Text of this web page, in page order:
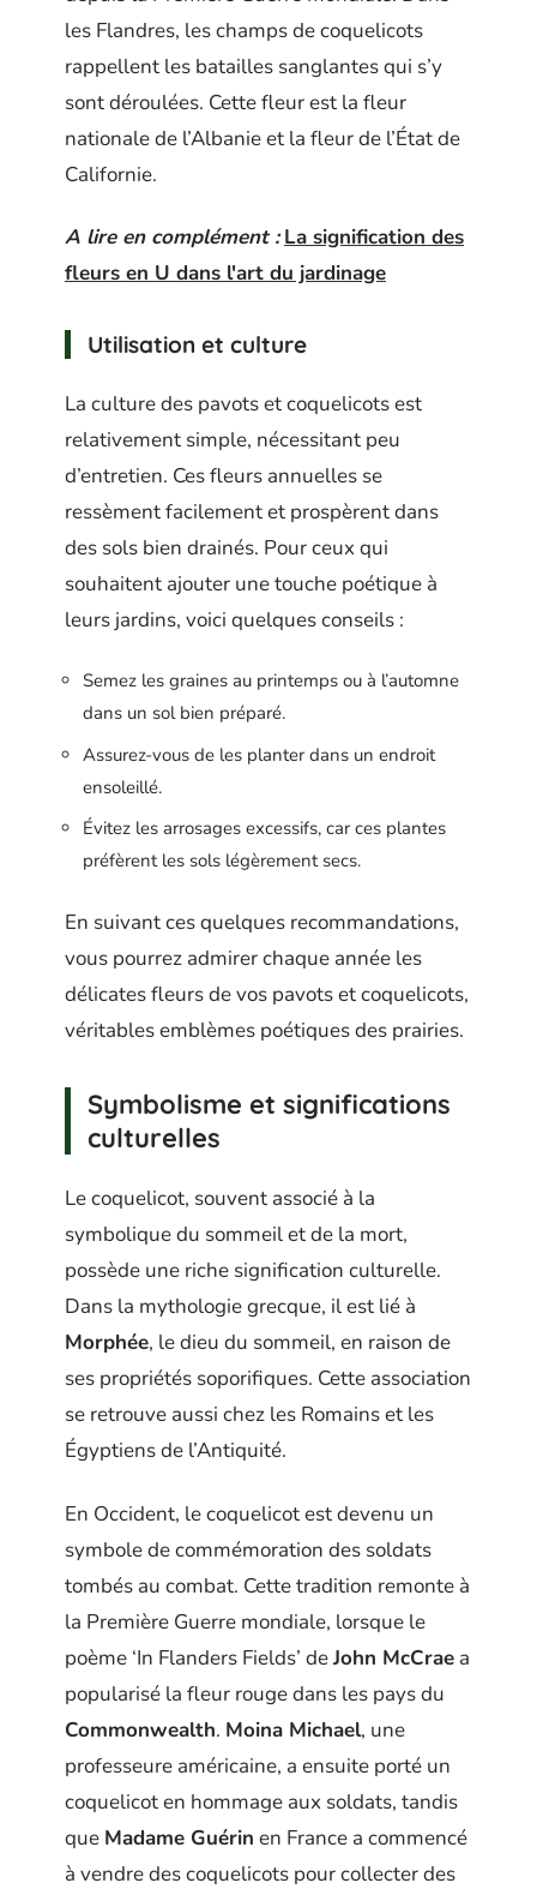
les Flandres, les champs de coquelicots
rappellent les batailles sanglantes qui s’y
sont déroulées. Cette fleur est la fleur
nationale de l’Albanie et la fleur de l’État de
Californie.
A lire en complément : La signification des
fleurs en U dans l'art du jardinage
Utilisation et culture
La culture des pavots et coquelicots est
relativement simple, nécessitant peu
d’entretien. Ces fleurs annuelles se
ressèment facilement et prospèrent dans
des sols bien drainés. Pour ceux qui
souhaitent ajouter une touche poétique à
leurs jardins, voici quelques conseils :
Semez les graines au printemps ou à l’automne
dans un sol bien préparé.
Assurez-vous de les planter dans un endroit
ensoleillé.
Évitez les arrosages excessifs, car ces plantes
préfèrent les sols légèrement secs.
En suivant ces quelques recommandations,
vous pourrez admirer chaque année les
délicates fleurs de vos pavots et coquelicots,
véritables emblèmes poétiques des prairies.
Symbolisme et significations
culturelles
Le coquelicot, souvent associé à la
symbolique du sommeil et de la mort,
possède une riche signification culturelle.
Dans la mythologie grecque, il est lié à
Morphée, le dieu du sommeil, en raison de
ses propriétés soporifiques. Cette association
se retrouve aussi chez les Romains et les
Égyptiens de l’Antiquité.
En Occident, le coquelicot est devenu un
symbole de commémoration des soldats
tombés au combat. Cette tradition remonte à
la Première Guerre mondiale, lorsque le
poème ‘In Flanders Fields’ deJohn McCrae a
popularisé la fleur rouge dans les pays du
Commonwealth. Moina Michael, une
professeure américaine, a ensuite porté un
coquelicot en hommage aux soldats, tandis
que Madame Guérin en France a commencé
à vendre des coquelicots pour collecter des